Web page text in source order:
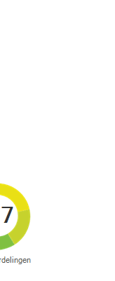
viltwol, mooie
kwaliteit. Snel
wat ik een
vind is dat alles los